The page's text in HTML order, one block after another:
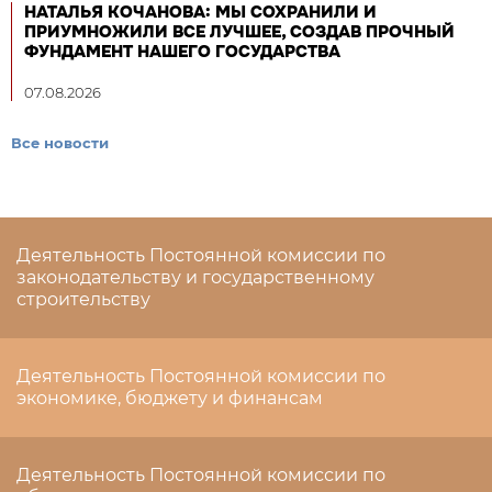
НАТАЛЬЯ КОЧАНОВА: МЫ СОХРАНИЛИ И
ПРИУМНОЖИЛИ ВСЕ ЛУЧШЕЕ, СОЗДАВ ПРОЧНЫЙ
ФУНДАМЕНТ НАШЕГО ГОСУДАРСТВА
07.08.2026
Все новости
Деятельность Постоянной комиссии по
законодательству и государственному
строительству
Деятельность Постоянной комиссии по
экономике, бюджету и финансам
Деятельность Постоянной комиссии по